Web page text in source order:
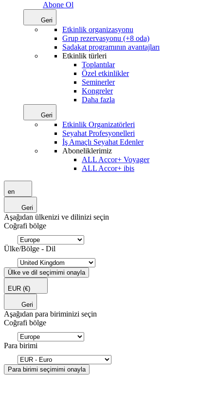
Abone Ol
Geri
Etkinlik organizasyonu
Grup rezervasyonu (+8 oda)
Sadakat programının avantajları
Etkinlik türleri
Toplantılar
Özel etkinlikler
Seminerler
Kongreler
Daha fazla
Geri
Etkinlik Organizatörleri
Seyahat Profesyonelleri
İş Amaçlı Seyahat Edenler
Aboneliklerimiz
ALL Accor+ Voyager
ALL Accor+ ibis
en
Geri
Aşağıdan ülkenizi ve dilinizi seçin
Coğrafi bölge
Ülke/Bölge - Dil
Ülke ve dil seçimimi onayla
EUR (€)
Geri
Aşağıdan para biriminizi seçin
Coğrafi bölge
Para birimi
Para birimi seçimimi onayla